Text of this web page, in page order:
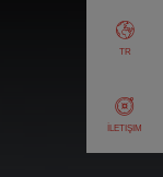
İLETIŞIM
TR